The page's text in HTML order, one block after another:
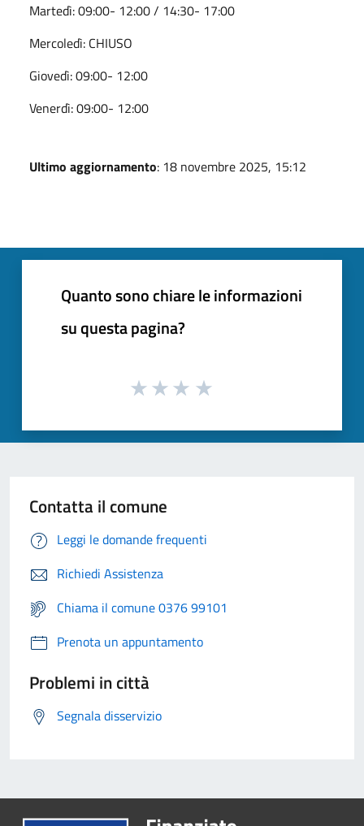
Martedì: 09:00- 12:00 / 14:30- 17:00
Mercoledì: CHIUSO
Giovedì: 09:00- 12:00
Venerdì: 09:00- 12:00
Ultimo aggiornamento: 18 novembre 2025, 15:12
Quanto sono chiare le informazioni
su questa pagina?
Contatta il comune
Leggi le domande frequenti
Richiedi Assistenza
Chiama il comune 0376 99101
Prenota un appuntamento
Problemi in città
Segnala disservizio